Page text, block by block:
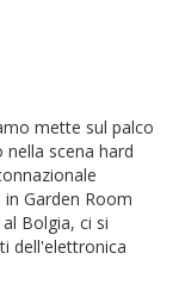
mette sul palco
scena hard
Garden Room
Bolgia, ci si
dell'elettronica